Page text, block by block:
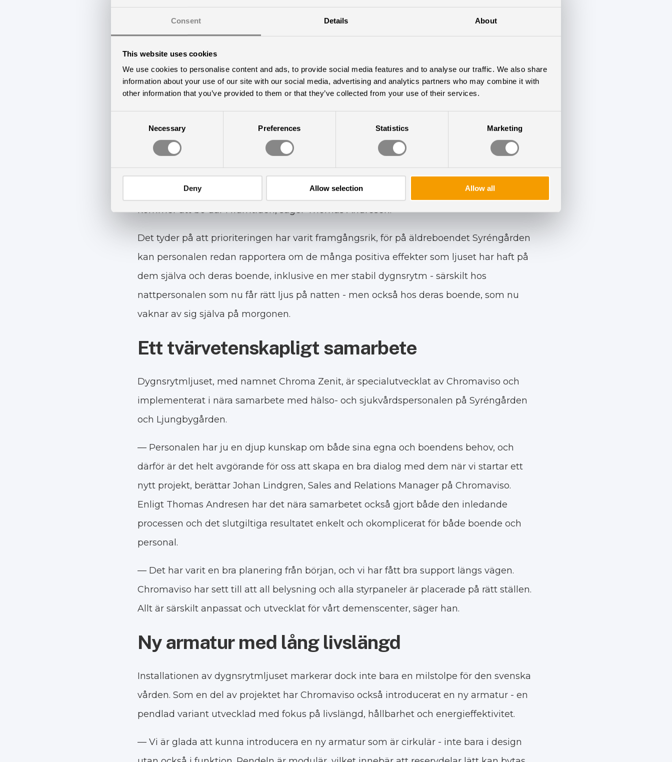
Consent Details About
This website uses cookies
We use cookies to personalise content and ads, to provide social media features and to analyse our traffic. We also share
information about your use of our site with our social media, advertising and analytics partners who may combine it with
other information that you’ve provided to them or that they’ve collected from your use of their services.
Necessary Preferences Statistics Marketing
Deny Allow selection Allow all
— I Klippans Kommun har dygnsrytmljus länge varit en prioritet eftersom vi anser att
äldreboenden, både för dem som arbetar där och för dem som bor där - och dem som
kommer att bo där i framtiden, säger Thomas Andresen.
Det tyder på att prioriteringen har varit framgångsrik, för på äldreboendet Syréngården
kan personalen redan rapportera om de många positiva effekter som ljuset har haft på
dem själva och deras boende, inklusive en mer stabil dygnsrytm - särskilt hos
nattpersonalen som nu får rätt ljus på natten - men också hos deras boende, som nu
vaknar av sig själva på morgonen.
Ett tvärvetenskapligt samarbete
Dygnsrytmljuset, med namnet Chroma Zenit, är specialutvecklat av Chromaviso och
implementerat i nära samarbete med hälso- och sjukvårdspersonalen på Syréngården
och Ljungbygården.
— Personalen har ju en djup kunskap om både sina egna och boendens behov, och
därför är det helt avgörande för oss att skapa en bra dialog med dem när vi startar ett
nytt projekt, berättar Johan Lindgren, Sales and Relations Manager på Chromaviso. ​
Enligt Thomas Andresen har det nära samarbetet också gjort både den inledande
processen och det slutgiltiga resultatet enkelt och okomplicerat för både boende och
personal.
— Det har varit en bra planering från början, och vi har fått bra support längs vägen.
Chromaviso har sett till att all belysning och alla styrpaneler är placerade på rätt ställen.
Allt är särskilt anpassat och utvecklat för vårt demenscenter, säger han.
Ny armatur med lång livslängd
Installationen av dygnsrytmljuset markerar dock inte bara en milstolpe för den svenska
vården. Som en del av projektet har Chromaviso också introducerat en ny armatur - en
pendlad variant utvecklad med fokus på livslängd, hållbarhet och energieffektivitet.
— Vi är glada att kunna introducera en ny armatur som är cirkulär - inte bara i design